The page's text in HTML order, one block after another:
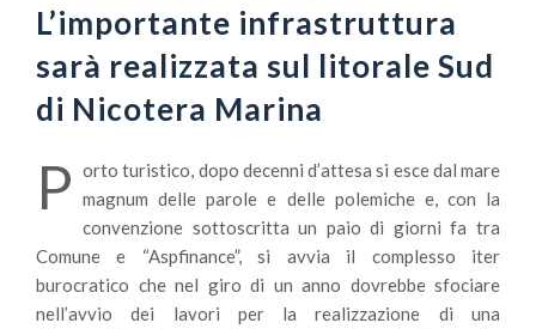
L’importante infrastruttura
sarà realizzata sul litorale Sud
di Nicotera Marina
P orto turistico, dopo decenni d’attesa si esce dal mare
magnum delle parole e delle polemiche e, con la
convenzione sottoscritta un paio di giorni fa tra
Comune e “Aspfinance”, si avvia il complesso iter
burocratico che nel giro di un anno dovrebbe sfociare
nell’avvio dei lavori per la realizzazione di una